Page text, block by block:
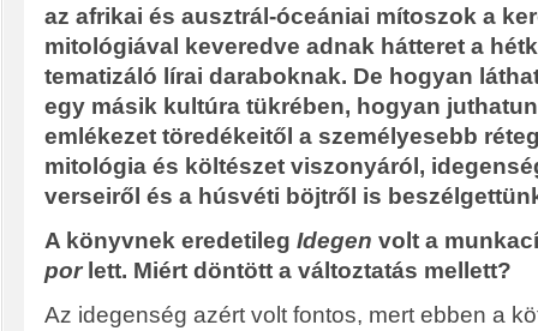
az afrikai és ausztrál-óceániai mítoszok a
mitológiával keveredve adnak hátteret a
tematizáló lírai daraboknak. De hogyan
egy másik kultúra tükrében, hogyan
emlékezet töredékeitől a személyesebb
mitológia és költészet viszonyáról,
verseiről és a húsvéti böjtről is
A könyvnek eredetileg Idegen volt a
por lett. Miért döntött a változtatás mellett?
Az idegenség azért volt fontos, mert ebben a